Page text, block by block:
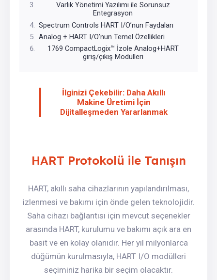
Varlık Yönetimi Yazılımı ile Sorunsuz
Entegrasyon
Spectrum Controls HART I/O’nun Faydaları
Analog + HART I/O’nun Temel Özellikleri
1769 CompactLogix™ İzole Analog+HART
giriş/çıkış Modülleri
İlginizi Çekebilir: Daha Akıllı
Makine Üretimi İçin
Dijitalleşmeden Yararlanmak
HART Protokolü ile Tanışın
HART, akıllı saha cihazlarının yapılandırılması,
izlenmesi ve bakımı için önde gelen teknolojidir.
Saha cihazı bağlantısı için mevcut seçenekler
arasında HART, kurulumu ve bakımı açık ara en
basit ve en kolay olanıdır. Her yıl milyonlarca
düğümün kurulmasıyla, HART I/O modülleri
seçiminiz harika bir seçim olacaktır.